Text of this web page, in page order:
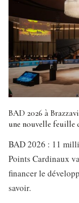
BAD 2026 à
une nouvelle feuille
BAD 2026 : 11
Points Cardinaux
financer le
savoir.